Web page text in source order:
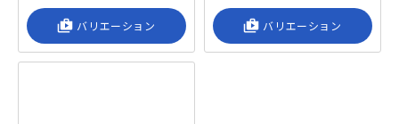
shop_2 バリエーション shop_2 バリエーション